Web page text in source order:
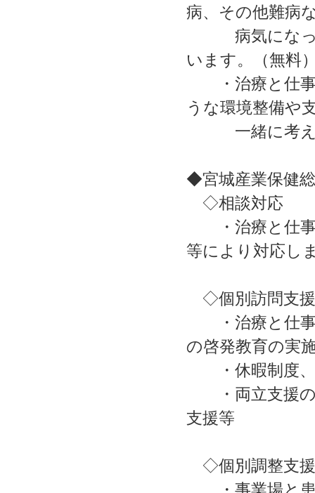
病、その他難病
病気になって
います。（無料
・治療と仕事
うな環境整備や
一緒に考え
◆宮城産業保健
◇相談対応
・治療と仕事
等により対応し
◇個別訪問支援
・治療と仕事
の啓発教育の実
・休暇制度、
・両立支援の
支援等
◇個別調整支援